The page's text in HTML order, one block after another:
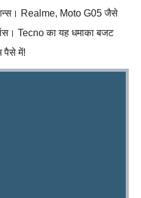
Realme, Moto G05 जैसे
Tecno का यह धमाका बजट
पैसे में!